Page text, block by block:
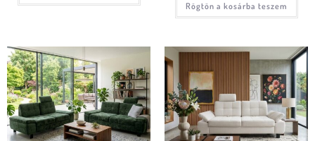
Rögtön a kosárba teszem